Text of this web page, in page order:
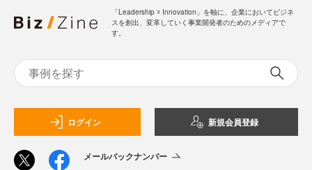
「Leadership ☓ Innovation」を軸に、企業においてビジネ
スを創出、変革していく事業開発者のためのメディアで
す。
ログイン 新規会員登録
メールバックナンバー